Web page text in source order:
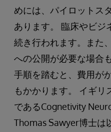
めには、パイロットス
あります。 臨床やビジ
続き行われます。また
への公開が必要な場合
手順を踏むと、費用が
もかかります。 イギリ
であるCognetivity
Thomas Sawyer博士は